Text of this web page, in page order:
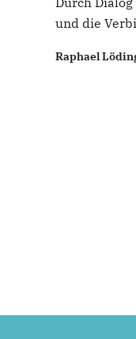
und die
Raphael